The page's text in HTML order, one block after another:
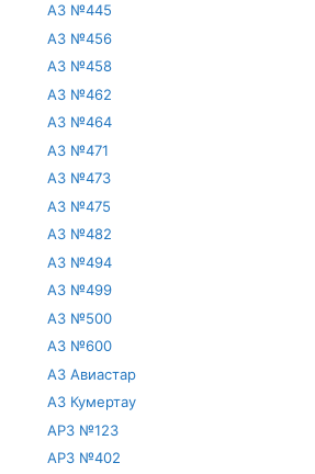
АЗ №445
АЗ №456
АЗ №458
АЗ №462
АЗ №464
АЗ №471
АЗ №473
АЗ №475
АЗ №482
АЗ №494
АЗ №499
АЗ №500
АЗ №600
АЗ Авиастар
АЗ Кумертау
АРЗ №123
АРЗ №402